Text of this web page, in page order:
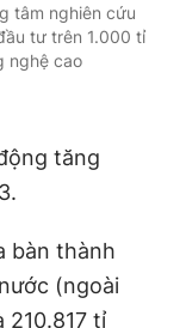
ngày 24.3.2020
Niên. Cấm sao
thuận bằng văn
tâm nghiên cứu
tư trên 1.000 tỉ
nghệ cao
tăng
bàn thành
(ngoài
210.817 tỉ